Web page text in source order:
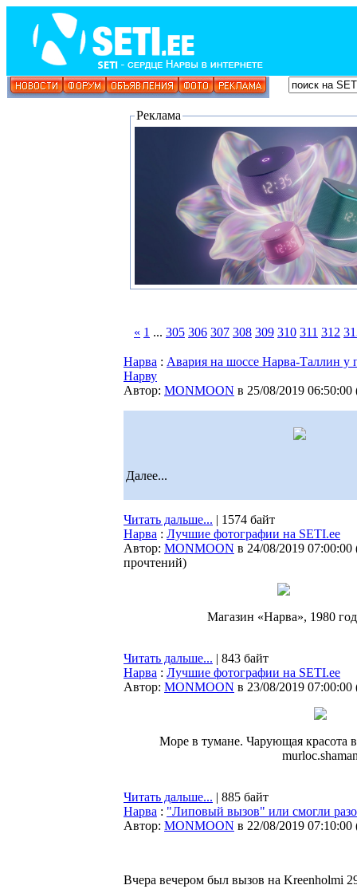
Реклама
« 1 ... 305 306 307 308 309 310 311 312
Нарва : Авария на шоссе Нарва-Таллин у
Нарву
Автор: MONMOON в 25/08/2019 06:50:00
Далее...
Читать дальше... | 1574 байт
Нарва : Лучшие фотографии на SETI.ee
Автор: MONMOON в 24/08/2019 07:00:00
прочтений)
Магазин «Нарва», 1980
Читать дальше... | 843 байт
Нарва : Лучшие фотографии на SETI.ee
Автор: MONMOON в 23/08/2019 07:00:00
Море в тумане. Чарующая красота
Читать дальше... | 885 байт
Нарва : "Липовый вызов" или смогли
Автор: MONMOON в 22/08/2019 07:10:00
Вчера вечером был вызов на